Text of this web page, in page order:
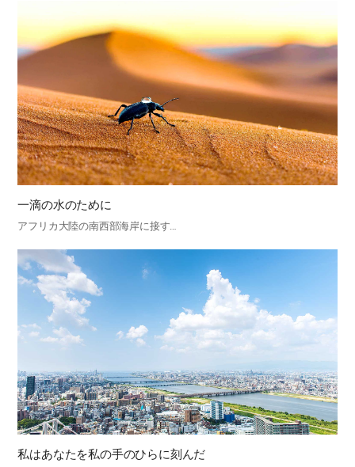
一滴の水のために
アフリカ大陸の南西部海岸に接す…
私はあなたを私の手のひらに刻んだ